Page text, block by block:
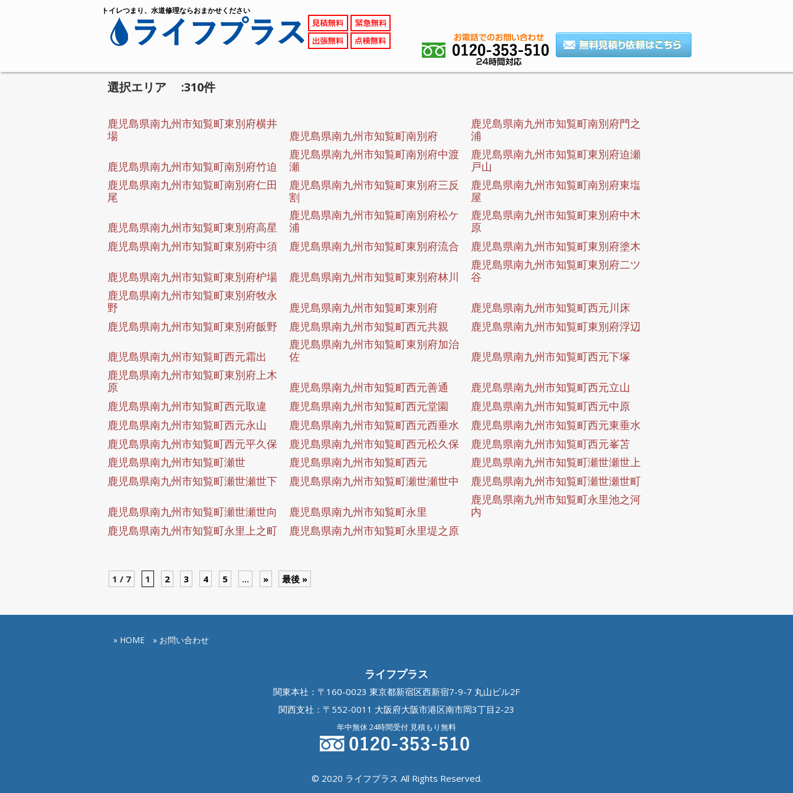
トイレつまり、水道修理ならおまかせください
選択エリア :310件
鹿児島県南九州市知覧町東別府横井
場
鹿児島県南九州市知覧町南別府
鹿児島県南九州市知覧町南別府門之
浦
鹿児島県南九州市知覧町南別府竹迫
鹿児島県南九州市知覧町南別府中渡
瀬
鹿児島県南九州市知覧町東別府迫瀬
戸山
鹿児島県南九州市知覧町南別府仁田
尾
鹿児島県南九州市知覧町東別府三反
割
鹿児島県南九州市知覧町南別府東塩
屋
鹿児島県南九州市知覧町東別府高星
鹿児島県南九州市知覧町南別府松ケ
浦
鹿児島県南九州市知覧町東別府中木
原
鹿児島県南九州市知覧町東別府中須
鹿児島県南九州市知覧町東別府流合 鹿児島県南九州市知覧町東別府塗木
鹿児島県南九州市知覧町東別府枦場 鹿児島県南九州市知覧町東別府林川
鹿児島県南九州市知覧町東別府二ツ
谷
鹿児島県南九州市知覧町東別府牧永
野
鹿児島県南九州市知覧町東別府
鹿児島県南九州市知覧町西元川床
鹿児島県南九州市知覧町東別府飯野
鹿児島県南九州市知覧町西元共親 鹿児島県南九州市知覧町東別府浮辺
鹿児島県南九州市知覧町西元霜出
鹿児島県南九州市知覧町東別府加治
佐
鹿児島県南九州市知覧町西元下塚
鹿児島県南九州市知覧町東別府上木
原
鹿児島県南九州市知覧町西元善通
鹿児島県南九州市知覧町西元立山
鹿児島県南九州市知覧町西元取違
鹿児島県南九州市知覧町西元堂園
鹿児島県南九州市知覧町西元中原
鹿児島県南九州市知覧町西元永山
鹿児島県南九州市知覧町西元西垂水
鹿児島県南九州市知覧町西元東垂水
鹿児島県南九州市知覧町西元平久保
鹿児島県南九州市知覧町西元松久保
鹿児島県南九州市知覧町西元峯苫
鹿児島県南九州市知覧町瀬世
鹿児島県南九州市知覧町西元
鹿児島県南九州市知覧町瀬世瀬世上
鹿児島県南九州市知覧町瀬世瀬世下
鹿児島県南九州市知覧町瀬世瀬世中 鹿児島県南九州市知覧町瀬世瀬世町
鹿児島県南九州市知覧町瀬世瀬世向 鹿児島県南九州市知覧町永里
鹿児島県南九州市知覧町永里池之河
内
鹿児島県南九州市知覧町永里上之町
鹿児島県南九州市知覧町永里堤之原
1 / 7 1 2 3 4 5 ... » 最後 »
» HOME » お問い合わせ
ライフプラス
関東本社：〒160-0023 東京都新宿区西新宿7-9-7 丸山ビル2F
関西支社：〒552-0011 大阪府大阪市港区南市岡3丁目2-23
年中無休 24時間受付 見積もり無料
© 2020 ライフプラス All Rights Reserved.